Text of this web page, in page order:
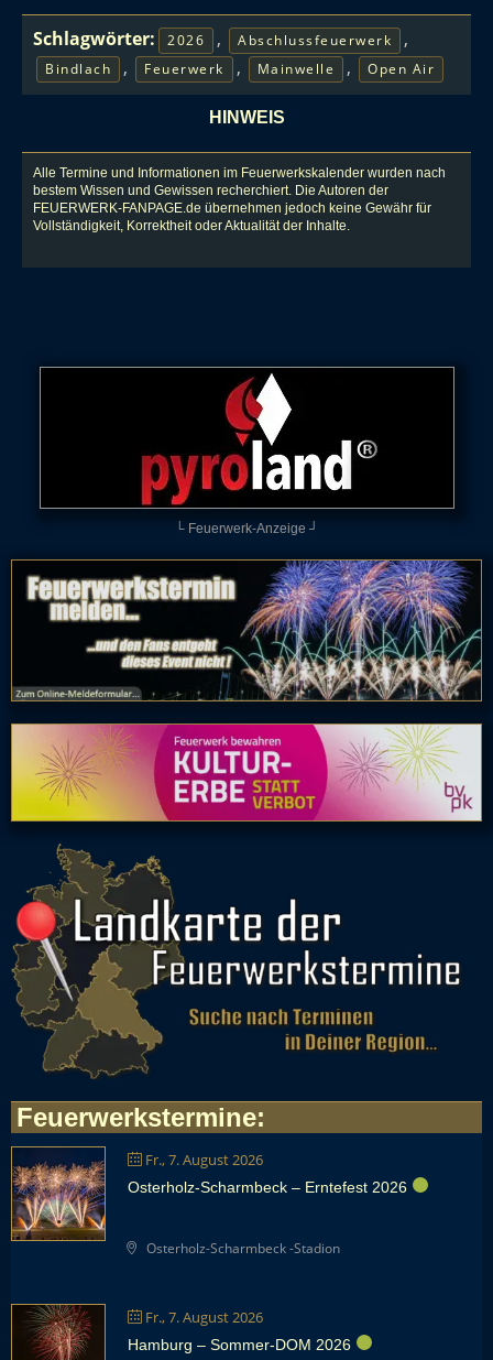
Schlagwörter: 2026 , Abschlussfeuerwerk ,
Bindlach , Feuerwerk , Mainwelle , Open Air
HINWEIS
Alle Termine und Informationen im Feuerwerkskalender wurden nach
bestem Wissen und Gewissen recherchiert. Die Autoren der
FEUERWERK-FANPAGE.de übernehmen jedoch keine Gewähr für
Vollständigkeit, Korrektheit oder Aktualität der Inhalte.
└ Feuerwerk-Anzeige ┘
Feuerwerkstermine:
Fr., 7. August 2026
Osterholz-Scharmbeck – Erntefest 2026
Osterholz-Scharmbeck -Stadion
Fr., 7. August 2026
Hamburg – Sommer-DOM 2026